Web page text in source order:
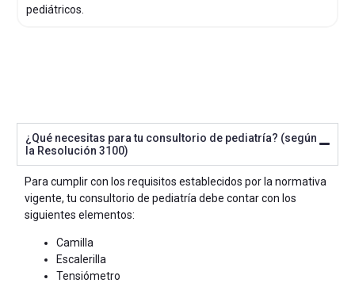
pediátricos.
¿Qué necesitas para tu consultorio de pediatría? (según
la Resolución 3100)
Para cumplir con los requisitos establecidos por la normativa
vigente, tu consultorio de pediatría debe contar con los
siguientes elementos:
Camilla
Escalerilla
Tensiómetro